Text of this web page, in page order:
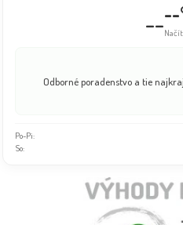
----
Odborné poradenstvo a tie
Po-Pi:
So: